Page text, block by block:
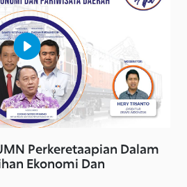
Perkeretaapian Dalam
Ekonomi Dan